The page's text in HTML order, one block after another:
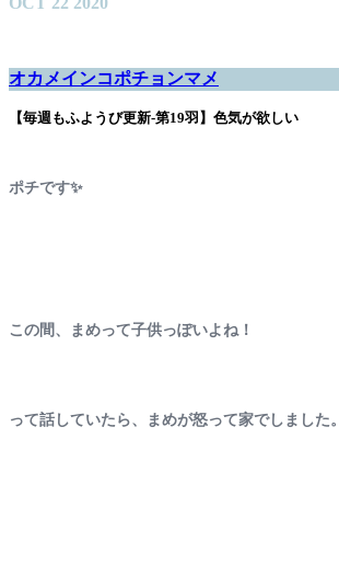
オカメインコポチョンマメ
【毎週もふようび更新-第19羽】色気が欲しい
ポチです✨
この間、まめって子供っぽいよね！
って話していたら、まめが怒って家でしました。